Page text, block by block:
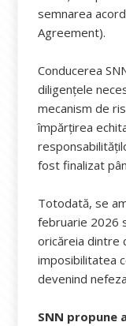
semnarea
Agreement).
Conducerea
diligențele
mecanism de
împărțirea
fost finalizat
Totodată, se
februarie 2026
oricăreia dintre
imposibilitatea
devenind
SNN propune